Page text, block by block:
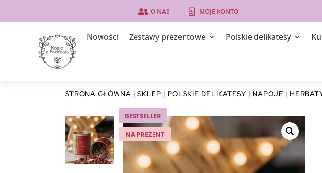
 O NAS  MOJE KONTO
Nowości Zestawy prezentowe Polskie delikatesy
STRONA GŁÓWNA |SKLEP | POLSKIE DELIKATESY | NAPOJE |
BESTSELLER
NA PREZENT